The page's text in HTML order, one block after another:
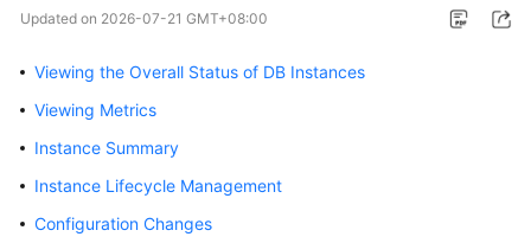
New
Product
Bulletin
Overview
Updated on 2026-07-21 GMT+08:00
Viewing the Overall Status of DB Instances
Viewing Metrics
Instance Summary
Instance Lifecycle Management
Configuration Changes